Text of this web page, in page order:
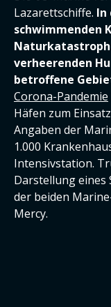
Lazarettschiffe. In
schwimmenden
verheerenden
betroffene
Corona-Pandemie
Häfen zum
Angaben der
1.000
Intensivstation.
Darstellung eines
der beiden
Mercy.